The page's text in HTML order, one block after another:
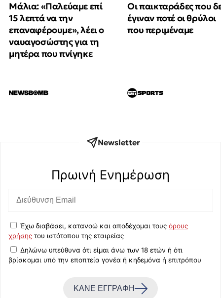
Μάλια: «Παλεύαμε επί
15 λεπτά να την
επαναφέρουμε», λέει ο
ναυαγοσώστης για τη
μητέρα που πνίγηκε
Οι παικταράδες που
έγιναν ποτέ οι θρύλοι
που περιμέναμε
Newsletter
Πρωινή Eνημέρωση
Έχω διαβάσει, κατανοώ και αποδέχομαι τους όρους
χρήσης του ιστότοπου της εταιρείας
Δηλώνω υπεύθυνα ότι είμαι άνω των 18 ετών ή ότι
βρίσκομαι υπό την εποπτεία γονέα ή κηδεμόνα ή επιτρόπου
ΚΑΝΕ ΕΓΓΡΑΦΗ